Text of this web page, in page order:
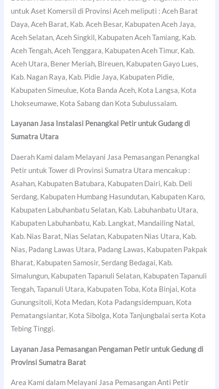
untuk Aset Komersil di Provinsi Aceh meliputi : Aceh Barat
Daya, Aceh Barat, Kab. Aceh Besar, Kabupaten Aceh Jaya,
Aceh Selatan, Aceh Singkil, Kabupaten Aceh Tamiang, Kab.
Aceh Tengah, Aceh Tenggara, Kabupaten Aceh Timur, Kab.
Aceh Utara, Bener Meriah, Bireuen, Kabupaten Gayo Lues,
Kab. Nagan Raya, Kab. Pidie Jaya, Kabupaten Pidie,
Kabupaten Simeulue, Kota Banda Aceh, Kota Langsa, Kota
Lhokseumawe, Kota Sabang dan Kota Subulussalam.
Layanan Jasa Instalasi Penangkal Petir untuk Gudang di
Sumatra Utara
Daerah Kami dalam Melayani Jasa Pemasangan Penangkal
Petir untuk Tower di Provinsi Sumatra Utara mencakup :
Asahan, Kabupaten Batubara, Kabupaten Dairi, Kab. Deli
Serdang, Kabupaten Humbang Hasundutan, Kabupaten Karo,
Kabupaten Labuhanbatu Selatan, Kab. Labuhanbatu Utara,
Kabupaten Labuhanbatu, Kab. Langkat, Mandailing Natal,
Kab. Nias Barat, Nias Selatan, Kabupaten Nias Utara, Kab.
Nias, Padang Lawas Utara, Padang Lawas, Kabupaten Pakpak
Bharat, Kabupaten Samosir, Serdang Bedagai, Kab.
Simalungun, Kabupaten Tapanuli Selatan, Kabupaten Tapanuli
Tengah, Tapanuli Utara, Kabupaten Toba, Kota Binjai, Kota
Gunungsitoli, Kota Medan, Kota Padangsidempuan, Kota
Pematangsiantar, Kota Sibolga, Kota Tanjungbalai serta Kota
Tebing Tinggi.
Layanan Jasa Pemasangan Pengaman Petir untuk Gedung di
Provinsi Sumatra Barat
Area Kami dalam Melayani Jasa Pemasangan Anti Petir